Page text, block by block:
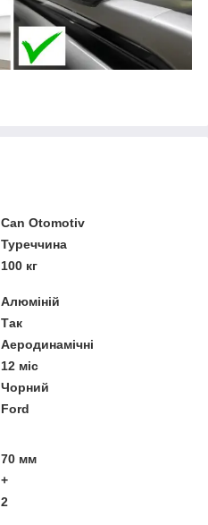
Can Otomotiv
Туреччина
100 кг
Алюміній
Так
Аеродинамічні
12 міс
Чорний
Ford
70 мм
+
2